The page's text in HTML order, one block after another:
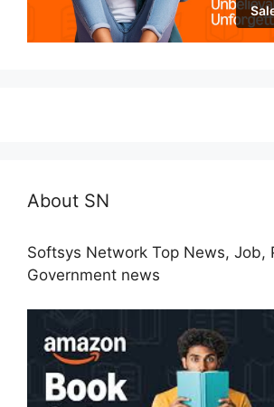
About SN
Softsys Network Top News, Job,
Government news